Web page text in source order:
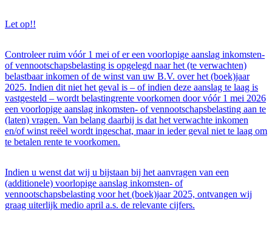
Let op!!
Controleer ruim vóór 1 mei of er een voorlopige aanslag inkomsten-
of vennootschapsbelasting is opgelegd naar het (te verwachten)
belastbaar inkomen of de winst van uw B.V. over het (boek)jaar
2025. Indien dit niet het geval is – of indien deze aanslag te laag is
vastgesteld – wordt belastingrente voorkomen door vóór 1 mei 2026
een voorlopige aanslag inkomsten- of vennootschapsbelasting aan te
(laten) vragen. Van belang daarbij is dat het verwachte inkomen
en/of winst reëel wordt ingeschat, maar in ieder geval niet te laag om
te betalen rente te voorkomen.
Indien u wenst dat wij u bijstaan bij het aanvragen van een
(additionele) voorlopige aanslag inkomsten- of
vennootschapsbelasting voor het (boek)jaar 2025, ontvangen wij
graag uiterlijk medio april a.s. de relevante cijfers.